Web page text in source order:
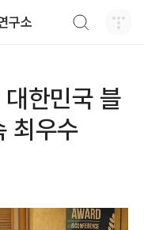
구소
한민국 블
최우수